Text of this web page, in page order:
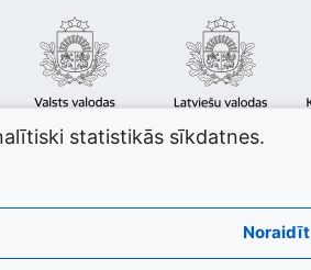
statistikās sīkdatnes.
Noraidīt